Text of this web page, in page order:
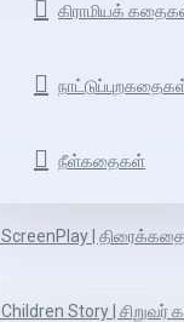
கிராமியக்
நீள்கதைகள்
ScreenPlay | திரைக்கதை
Children Story |